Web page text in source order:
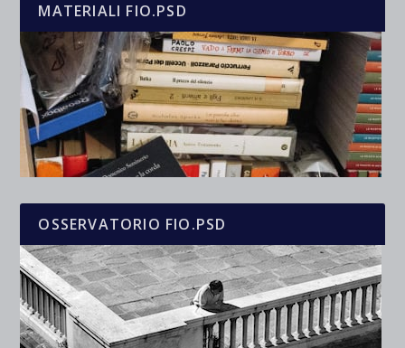
MATERIALI FIO.PSD
OSSERVATORIO FIO.PSD